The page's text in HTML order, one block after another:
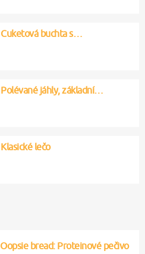
Cuketová buchta s…
Polévané jáhly, základní…
Klasické lečo
Oopsie bread: Proteinové pečivo